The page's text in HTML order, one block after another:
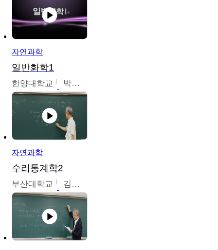
자연과학
일반화학1
한양대학교 박경호
자연과학
수리통계학2
부산대학교 김충락